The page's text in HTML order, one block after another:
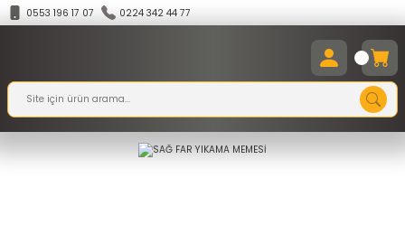
0553 196 17 07 0224 342 44 77